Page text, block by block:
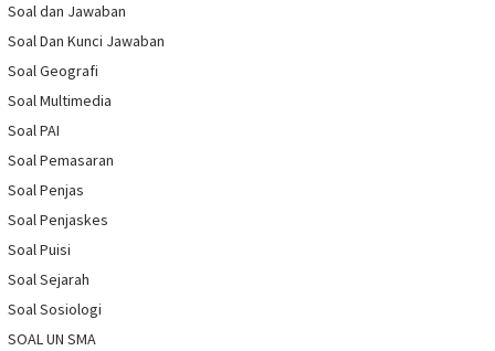
Soal dan Jawaban
Soal Dan Kunci Jawaban
Soal Geografi
Soal Multimedia
Soal PAI
Soal Pemasaran
Soal Penjas
Soal Penjaskes
Soal Puisi
Soal Sejarah
Soal Sosiologi
SOAL UN SMA